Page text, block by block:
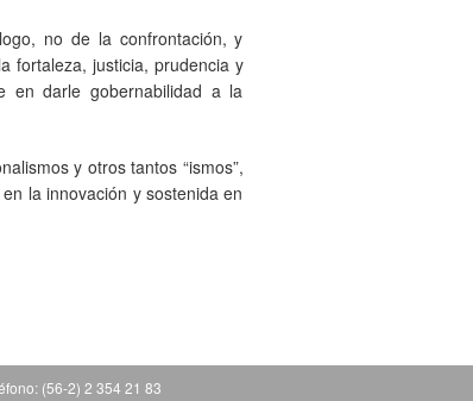
no de la confrontación, y
fortaleza, justicia, prudencia y
en darle gobernabilidad a la
y otros tantos “ismos”,
la innovación y sostenida en
(56-2) 2 354 21 83